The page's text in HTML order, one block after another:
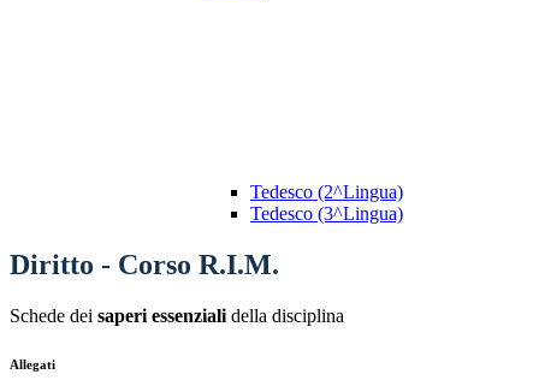
Tedesco (2^Lingua)
Tedesco (3^Lingua)
Diritto - Corso R.I.M.
Schede dei saperi essenziali della disciplina
Allegati